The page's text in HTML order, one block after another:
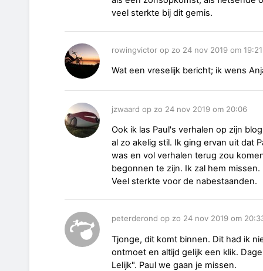
veel sterkte bij dit gemis.
rowingvictor op zo 24 nov 2019 om 19:21
Wat een vreselijk bericht; ik wens
jzwaard op zo 24 nov 2019 om 20:06
Ook ik las Paul's verhalen op zijn
al zo akelig stil. Ik ging ervan uit dat
was en vol verhalen terug zou
begonnen te zijn. Ik zal hem missen.
Veel sterkte voor de nabestaanden.
peterderond op zo 24 nov 2019 om
Tjonge, dit komt binnen. Dit had ik
ontmoet en altijd gelijk een klik.
Lelijk". Paul we gaan je missen.